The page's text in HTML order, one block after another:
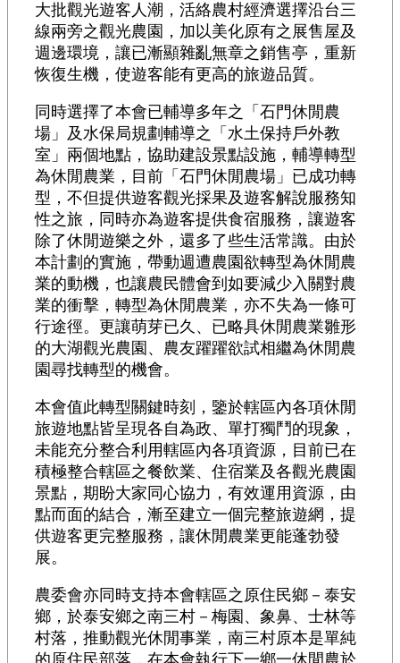
大批觀光遊客人潮，活絡農村經濟選擇沿台三
線兩旁之觀光農園，加以美化原有之展售屋及
週邊環境，讓已漸顯雜亂無章之銷售亭，重新
恢復生機，使遊客能有更高的旅遊品質。
同時選擇了本會已輔導多年之「石門休閒農
場」及水保局規劃輔導之「水土保持戶外教
室」兩個地點，協助建設景點設施，輔導轉型
為休閒農業，目前「石門休閒農場」已成功轉
型，不但提供遊客觀光採果及遊客解說服務知
性之旅，同時亦為遊客提供食宿服務，讓遊客
除了休閒遊樂之外，還多了些生活常識。由於
本計劃的實施，帶動週遭農園欲轉型為休閒農
業的動機，也讓農民體會到如要減少入關對農
業的衝擊，轉型為休閒農業，亦不失為一條可
行途徑。更讓萌芽已久、已略具休閒農業雛形
的大湖觀光農園、農友躍躍欲試相繼為休閒農
園尋找轉型的機會。
本會值此轉型關鍵時刻，鑒於轄區內各項休閒
旅遊地點皆呈現各自為政、單打獨鬥的現象，
未能充分整合利用轄區內各項資源，目前已在
積極整合轄區之餐飲業、住宿業及各觀光農園
景點，期盼大家同心協力，有效運用資源，由
點而面的結合，漸至建立一個完整旅遊網，提
供遊客更完整服務，讓休閒農業更能蓬勃發
展。
農委會亦同時支持本會轄區之原住民鄉－泰安
鄉，於泰安鄉之南三村－梅園、象鼻、士林等
村落，推動觀光休閒事業，南三村原本是單純
的原住民部落，在本會執行下一鄉一休閒農於